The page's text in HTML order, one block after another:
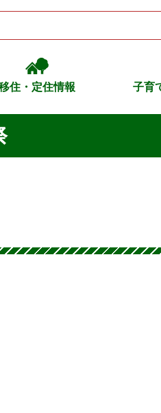
住・定住情報 子育